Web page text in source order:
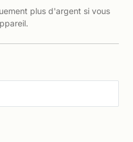
plus d'argent si vous